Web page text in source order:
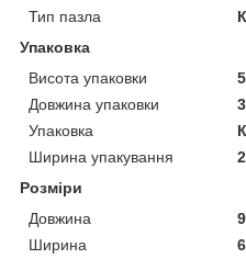
Тип пазла
Упаковка
Висота упаковки
Довжина упаковки
Упаковка
Ширина упакування
Розміри
Довжина
Ширина